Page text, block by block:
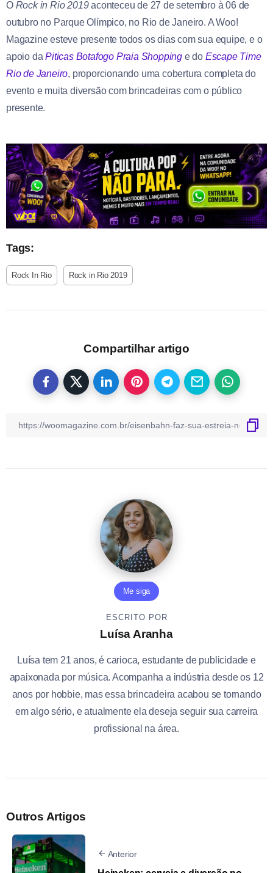
O Rock in Rio 2019aconteceu de 27 de setembro à 06 de
outubro no Parque Olímpico, no Rio de Janeiro. A Woo!
Magazine esteve presente todos os dias com sua equipe, e o
apoio daPiticas Botafogo Praia Shopping e do Escape Time
Rio de Janeiro, proporcionando uma cobertura completa do
evento e muita diversão com brincadeiras com o público
presente.
Tags:
Rock In Rio Rock in Rio 2019
Compartilhar artigo
Me siga
ESCRITO POR
Luísa Aranha
Luísa tem 21 anos, é carioca, estudante de publicidade e
apaixonada por música. Acompanha a indústria desde os 12
anos por hobbie, mas essa brincadeira acabou se tornando
em algo sério, e atualmente ela deseja seguir sua carreira
profissional na área.
Outros Artigos
Anterior